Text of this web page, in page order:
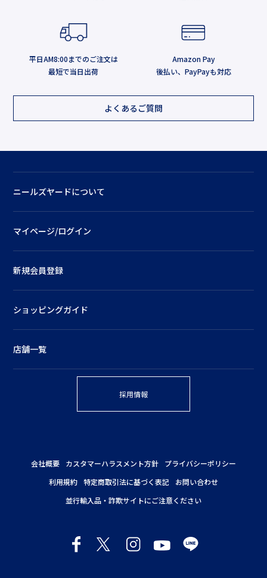
平日AM8:00までのご注文は
最短で当日出荷
Amazon Pay
後払い、PayPayも対応
よくあるご質問
ニールズヤードについて
マイページ/ログイン
新規会員登録
ショッピングガイド
店舗一覧
採用情報
会社概要 カスタマーハラスメント方針
プライバシーポリシー
利用規約 特定商取引法に基づく表記
お問い合わせ
並行輸入品・詐欺サイトにご注意ください